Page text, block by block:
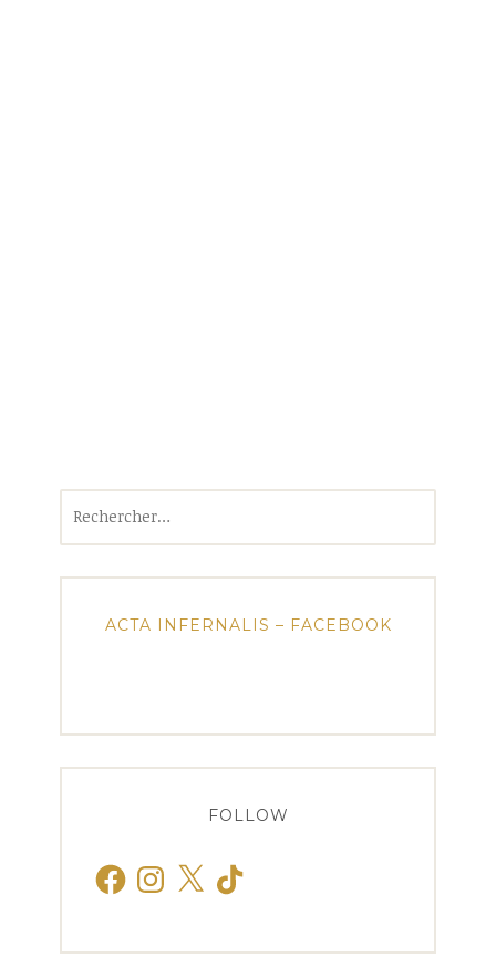
ACTA INFERNALIS – FACEBOOK
FOLLOW
FacebookInstagram
X TikTok